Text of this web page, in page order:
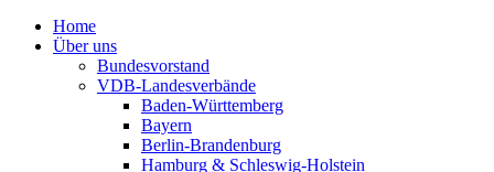
Home
Über uns
Bundesvorstand
VDB-Landesverbände
Baden-Württemberg
Bayern
Berlin-Brandenburg
Hamburg & Schleswig-Holstein